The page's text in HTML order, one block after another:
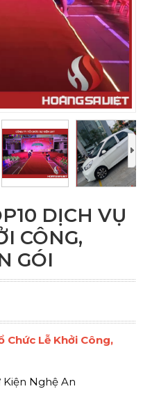
DỊCH VỤ
CÔNG,
GÓI
Lễ Khởi Công,
Kiện Nghệ An